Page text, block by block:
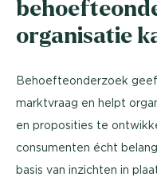
organisatie
Behoefteonderzoek
marktvraag en helpt
en proposities te
consumenten écht
basis van inzichten in